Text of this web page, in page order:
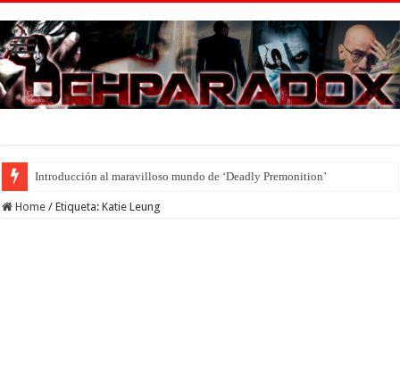
Introducción al maravilloso mundo de ‘Deadly Premonition’
Home / Etiqueta:Katie Leung